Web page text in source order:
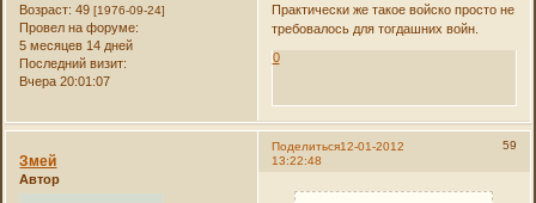
Возраст: 49[1976-09-24]
Провел на форуме:
5 месяцев 14 дней
Последний визит:
Вчера 20:01:07
Практически же такое войско просто не
требовалось для тогдашних войн.
0
Поделиться 59
12-01-2012
13:22:48
Змей
Автор